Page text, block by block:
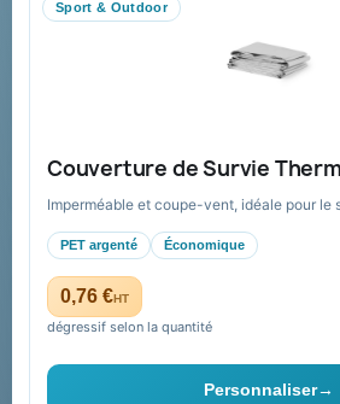
Sport & Outdoor
Couverture de Survie
Imperméable et coupe-vent, idéale pour le
PET argenté Économique
0,76 €HT
dégressif selon la quantité
Personnaliser→
FAQ sur Promenoch Goodies Pub France
Conditions de retour
Paiement sécurisé
Plan du site
Contact & devis